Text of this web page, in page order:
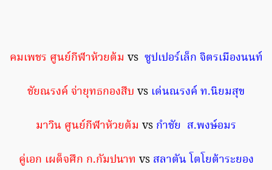
คมเพชร ศูนย์กีฬาห้วยต้ม vs ซูปเปอร์เล็ก จิตรเมืองนนท์
ชัยณรงค์ จ่ายุทธกองสืบ vs เด่นณรงค์ ท.นิยมสุข
มาวิน ศูนย์กีฬาห้วยต้ม vs กำชัย ส.พงษ์อมร
คู่เอก เผด็จศึก ก.กัมปนาท vs สลาตัน โตโยต้าระยอง